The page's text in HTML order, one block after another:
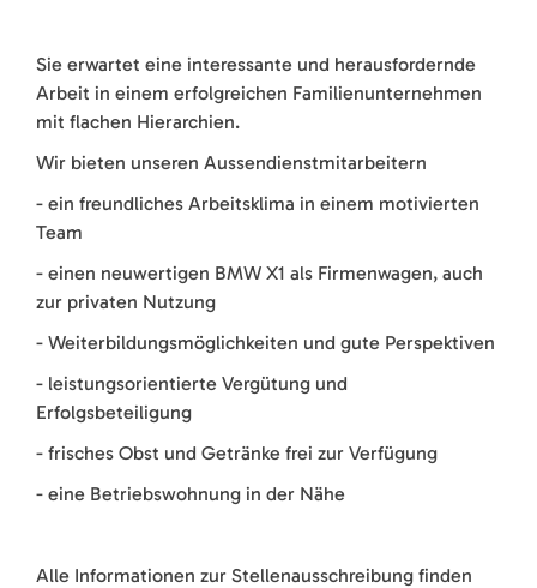
Sie erwartet eine interessante und herausfordernde
Arbeit in einem erfolgreichen Familienunternehmen
mit flachen Hierarchien.
Wir bieten unseren Aussendienstmitarbeitern
- ein freundliches Arbeitsklima in einem motivierten
Team
- einen neuwertigen BMW X1 als Firmenwagen, auch
zur privaten Nutzung
- Weiterbildungsmöglichkeiten und gute Perspektiven
- leistungsorientierte Vergütung und
Erfolgsbeteiligung
- frisches Obst und Getränke frei zur Verfügung
- eine Betriebswohnung in der Nähe
Alle Informationen zur Stellenausschreibung finden